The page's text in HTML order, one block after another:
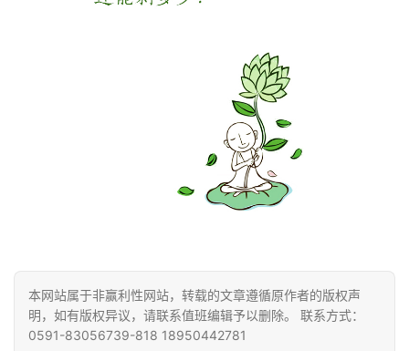
寺
院
巡
礼
注册
本网站属于非赢利性网站，转载的文章遵循原作者的版权声
明，如有版权异议，请联系值班编辑予以删除。 联系方式：
0591-83056739-818 18950442781